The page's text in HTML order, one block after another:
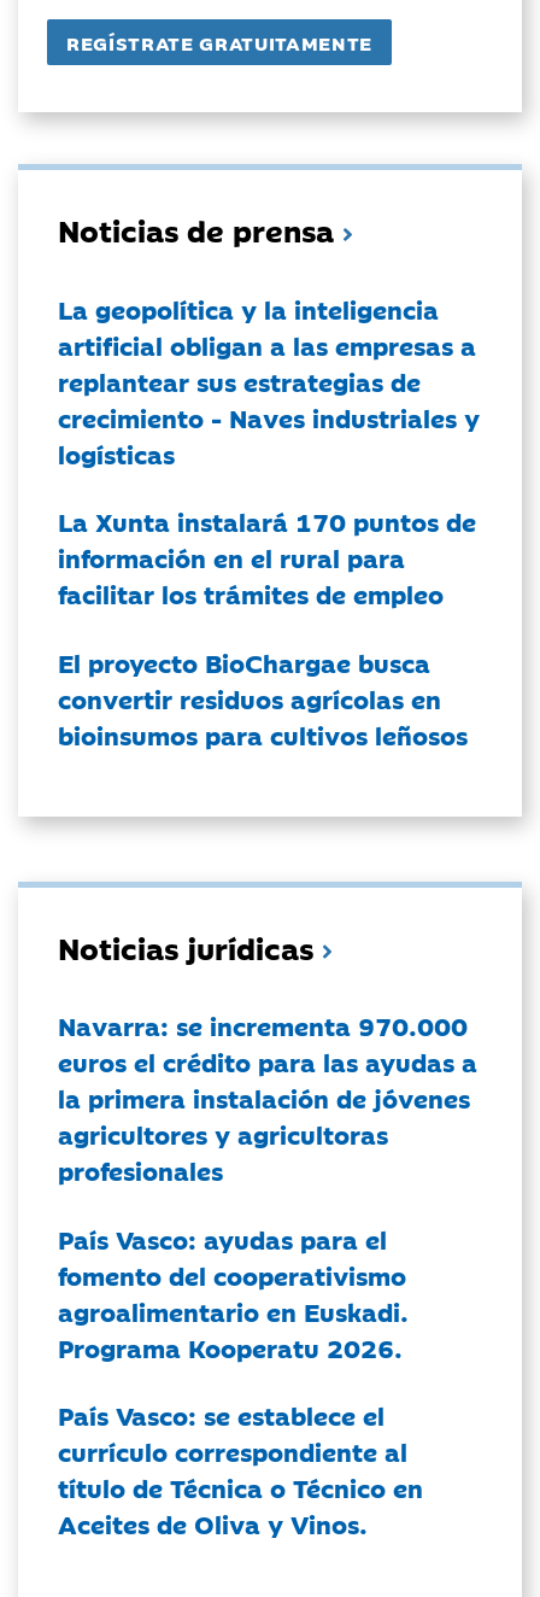
Noticias de prensa
La geopolítica y la inteligencia
artificial obligan a las empresas a
replantear sus estrategias de
crecimiento - Naves industriales y
logísticas
La Xunta instalará 170 puntos de
información en el rural para
facilitar los trámites de empleo
El proyecto BioChargae busca
convertir residuos agrícolas en
bioinsumos para cultivos leñosos
Noticias jurídicas
Navarra: se incrementa 970.000
euros el crédito para las ayudas a
la primera instalación de jóvenes
agricultores y agricultoras
profesionales
País Vasco: ayudas para el
fomento del cooperativismo
agroalimentario en Euskadi.
Programa Kooperatu 2026.
País Vasco: se establece el
currículo correspondiente al
título de Técnica o Técnico en
Aceites de Oliva y Vinos.